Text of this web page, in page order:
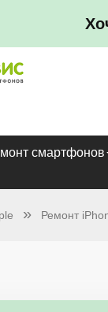
смартфонов
Ремонт